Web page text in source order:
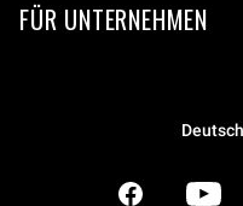
FÜR UNTERNEHMEN